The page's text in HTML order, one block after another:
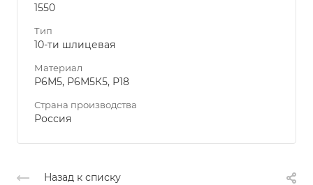
1550
Тип
10-ти шлицевая
Материал
Р6М5, Р6М5К5, Р18
Страна производства
Россия
Назад к списку